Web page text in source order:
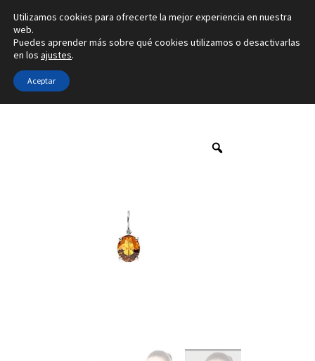
Ir
a
la
navegación
Ir
al
contenido
Inicio
Inicio Marca
Utilizamos cookies para ofrecerte la mejor experiencia en nuestra
web.
Puedes aprender más sobre qué cookies utilizamos o desactivarlas
en los ajustes.
Aceptar